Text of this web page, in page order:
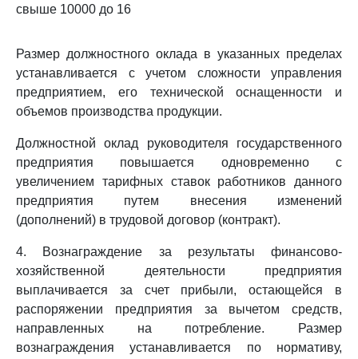
свыше 10000 до 16
Размер должностного оклада в указанных пределах
устанавливается с учетом сложности управления
предприятием, его технической оснащенности и
объемов производства продукции.
Должностной оклад руководителя государственного
предприятия повышается одновременно с
увеличением тарифных ставок работников данного
предприятия путем внесения изменений
(дополнений) в трудовой договор (контракт).
4. Вознаграждение за результаты финансово-
хозяйственной деятельности предприятия
выплачивается за счет прибыли, остающейся в
распоряжении предприятия за вычетом средств,
направленных на потребление. Размер
вознаграждения устанавливается по нормативу,